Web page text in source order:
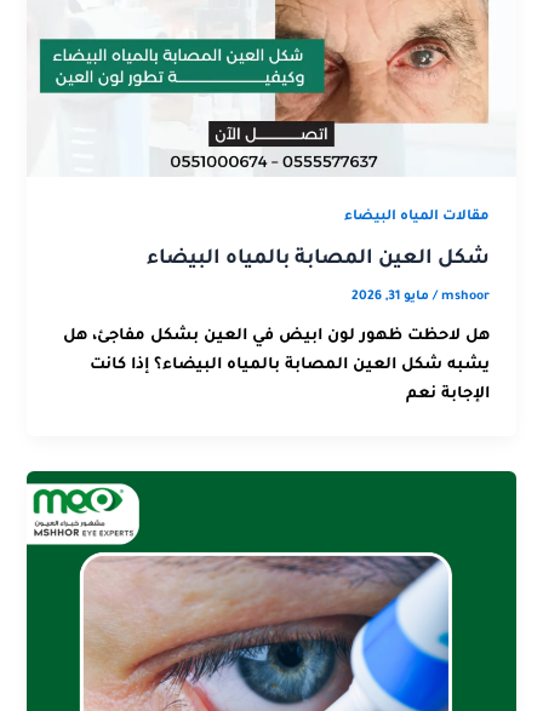
مقالات المياه البيضاء
شكل العين المصابة بالمياه البيضاء
mshoor
/ مايو 31, 2026
هل لاحظت ظهور لون ابيض في العين بشكل مفاجئ، هل
يشبه شكل العين المصابة بالمياه البيضاء؟ إذا كانت
الإجابة نعم